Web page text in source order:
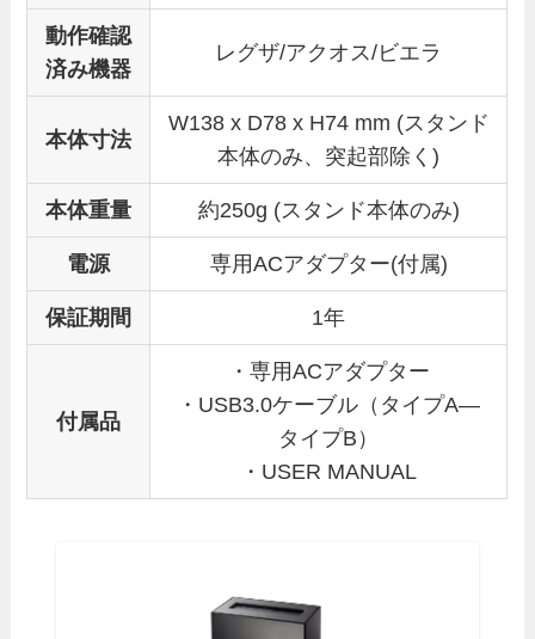
動作確認
済み機器
レグザ/アクオス/ビエラ
本体寸法
W138 x D78 x H74 mm (スタンド
本体のみ、突起部除く)
本体重量 約250g (スタンド本体のみ)
電源 専用ACアダプター(付属)
保証期間 1年
付属品
・専用ACアダプター
・USB3.0ケーブル（タイプA―
タイプB）
・USER MANUAL